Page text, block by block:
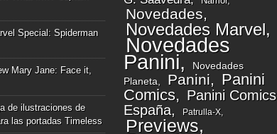
Special: Spiderman
Mary Jane: Face it,
de ilustraciones de
las portadas Timeless
Novedades
Novedades Marvel
Novedades
Panini
Novedades
Planeta
Panini
Panini
Comics
Panini Comics
España
Patrulla-X
Previews